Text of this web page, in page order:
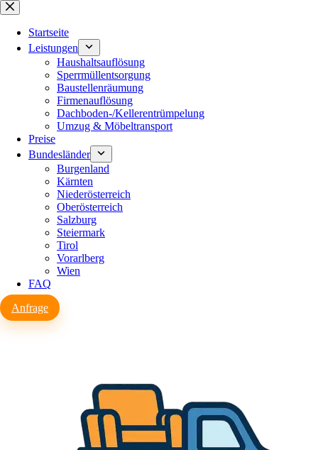
Zum
Inhalt
springenStartseite
Leistungen
Haushaltsauflösung
Sperrmüllentsorgung
Baustellenräumung
Firmenauflösung
Dachboden-/Kellerentrümpelung
Umzug & Möbeltransport
Preise
Bundesländer
Burgenland
Kärnten
Niederösterreich
Oberösterreich
Salzburg
Steiermark
Tirol
Vorarlberg
Wien
FAQ
Anfrage